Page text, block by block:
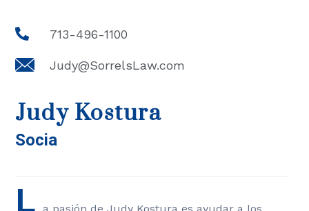
Judy Kostura
Socia
L
713-496-1100
Judy@SorrelsLaw.com